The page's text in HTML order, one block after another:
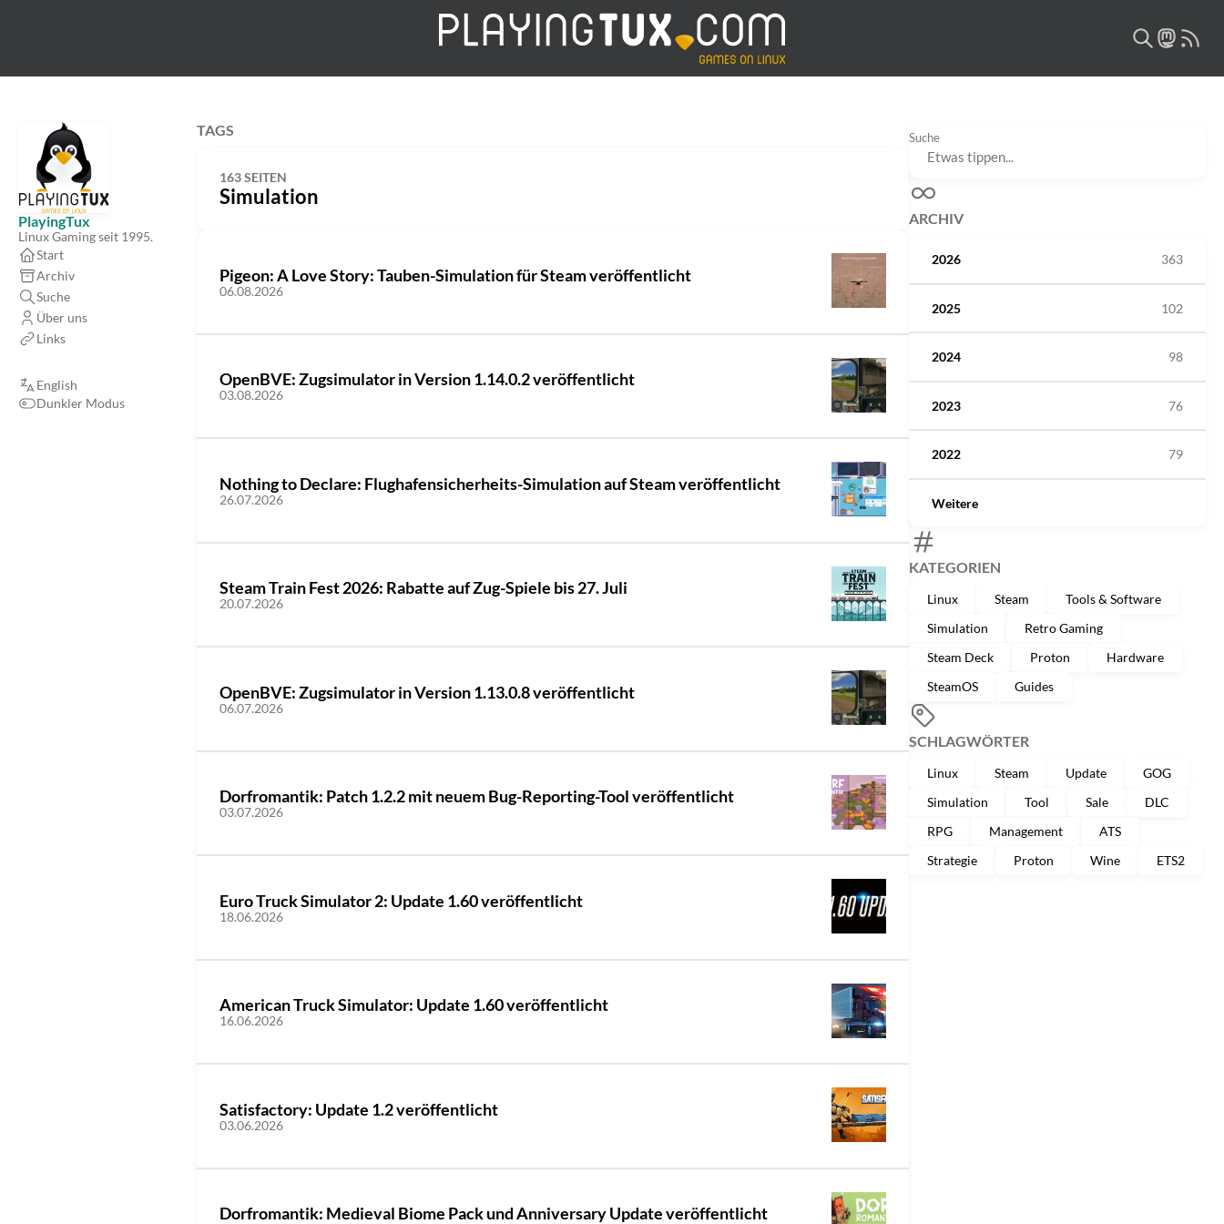
PlayingTux
Linux Gaming seit 1995.
Start
Archiv
Suche
Über uns
Links
English
Dunkler Modus
Suche
ARCHIV
2026 363
2025 102
2024 98
2023 76
2022 79
Weitere
KATEGORIEN
Linux Steam
Tools & Software
Simulation
Retro Gaming
Steam Deck
Proton
Hardware
SteamOS
Guides
SCHLAGWÖRTER
Linux Steam Update
GOG
Simulation
Tool Sale
DLC
RPG
Management
ATS
Strategie
Proton Wine ETS2
TAGS
163 SEITEN
Simulation
Pigeon: A Love Story: Tauben-Simulation für Steam veröffentlicht
06.08.2026
OpenBVE: Zugsimulator in Version 1.14.0.2 veröffentlicht
03.08.2026
Nothing to Declare: Flughafensicherheits-Simulation auf Steam veröffentlicht
26.07.2026
Steam Train Fest 2026: Rabatte auf Zug-Spiele bis 27. Juli
20.07.2026
OpenBVE: Zugsimulator in Version 1.13.0.8 veröffentlicht
06.07.2026
Dorfromantik: Patch 1.2.2 mit neuem Bug-Reporting-Tool veröffentlicht
03.07.2026
Euro Truck Simulator 2: Update 1.60 veröffentlicht
18.06.2026
American Truck Simulator: Update 1.60 veröffentlicht
16.06.2026
Satisfactory: Update 1.2 veröffentlicht
03.06.2026
Dorfromantik: Medieval Biome Pack und Anniversary Update veröffentlicht